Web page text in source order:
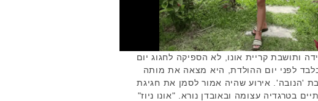
ותושבת קריית אונו, לא הספיקה לחגוג יום
כחודש בלבד לפני יום ההולדת, היא מצאה את מותה
'הנובה'. אירוע שהיה אמור לסמן את חגיגת
בטרגדיה עצומה ובאובדן נורא. "אונו ניוז"